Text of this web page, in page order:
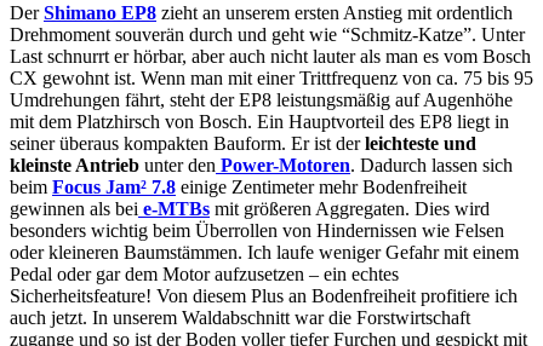
DerShimano EP8 zieht an unserem ersten Anstieg mit ordentlich
Drehmoment souverän durch und geht wie “Schmitz-Katze”. Unter
Last schnurrt er hörbar, aber auch nicht lauter als man es vom Bosch
CX gewohnt ist. Wenn man mit einer Trittfrequenz von ca. 75 bis 95
Umdrehungen fährt, steht der EP8 leistungsmäßig auf Augenhöhe
mit dem Platzhirsch von Bosch. Ein Hauptvorteil des EP8 liegt in
seiner überaus kompakten Bauform. Er ist derleichteste und
kleinste Antrieb unter den Power-Motoren. Dadurch lassen sich
beim Focus Jam² 7.8 einige Zentimeter mehr Bodenfreiheit
gewinnen als bei e-MTBs mit größeren Aggregaten. Dies wird
besonders wichtig beim Überrollen von Hindernissen wie Felsen
oder kleineren Baumstämmen. Ich laufe weniger Gefahr mit einem
Pedal oder gar dem Motor aufzusetzen – ein echtes
Sicherheitsfeature! Von diesem Plus an Bodenfreiheit profitiere ich
auch jetzt. In unserem Waldabschnitt war die Forstwirtschaft
zugange und so ist der Boden voller tiefer Furchen und gespickt mit